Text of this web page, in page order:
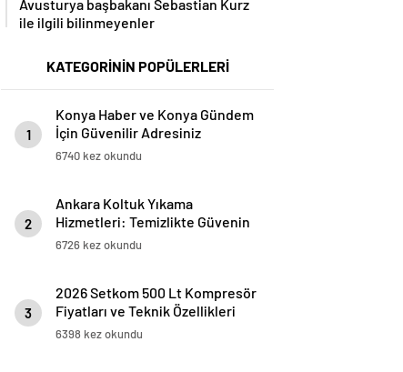
Avusturya başbakanı Sebastian Kurz
ile ilgili bilinmeyenler
KATEGORİNİN POPÜLERLERİ
1
Konya Haber ve Konya Gündem
İçin Güvenilir Adresiniz
6740 kez okundu
2
Ankara Koltuk Yıkama
Hizmetleri: Temizlikte Güvenin
Adresi
6726 kez okundu
3
2026 Setkom 500 Lt Kompresör
Fiyatları ve Teknik Özellikleri
6398 kez okundu